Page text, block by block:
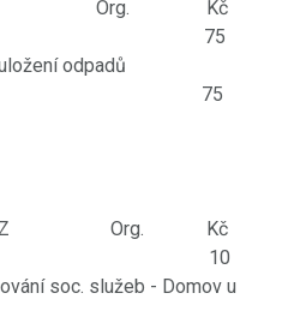
Org. Kč
75
odpadů
75
Org. Kč
10
soc. služeb - Domov u